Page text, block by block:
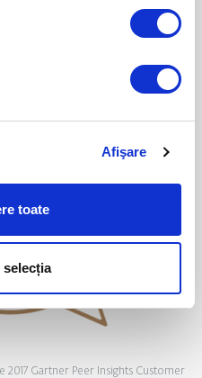
Afişare
toate
selecția
ICT-Department;
10.000+ seats
Gartner Peer Insights Customer